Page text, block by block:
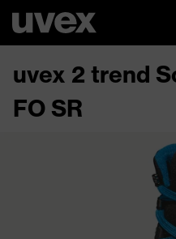
uvex 2 trend
FO SR